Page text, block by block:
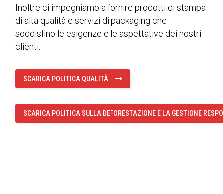
Inoltre ci impegniamo a fornire prodotti di stampa
di alta qualità e servizi di packaging che
soddisfino le esigenze e le aspettative dei nostri
clienti.
SCARICA POLITICA QUALITÀ
SCARICA POLITICA SULLA DEFORESTAZIONE E LA GESTIONE